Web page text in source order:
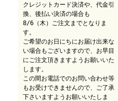
クレジットカード決済や、代金引
換、後払い決済の場合も
8/6（木）ご注文までとなりま
す。
ご希望のお日にちにお届け出来な
い場合もございますので、お早目
にご注文頂きますようお願いいた
します。
この間お電話でのお問い合わせ等
もお受けできませんので、ご了承
下さいますようお願いいたしま